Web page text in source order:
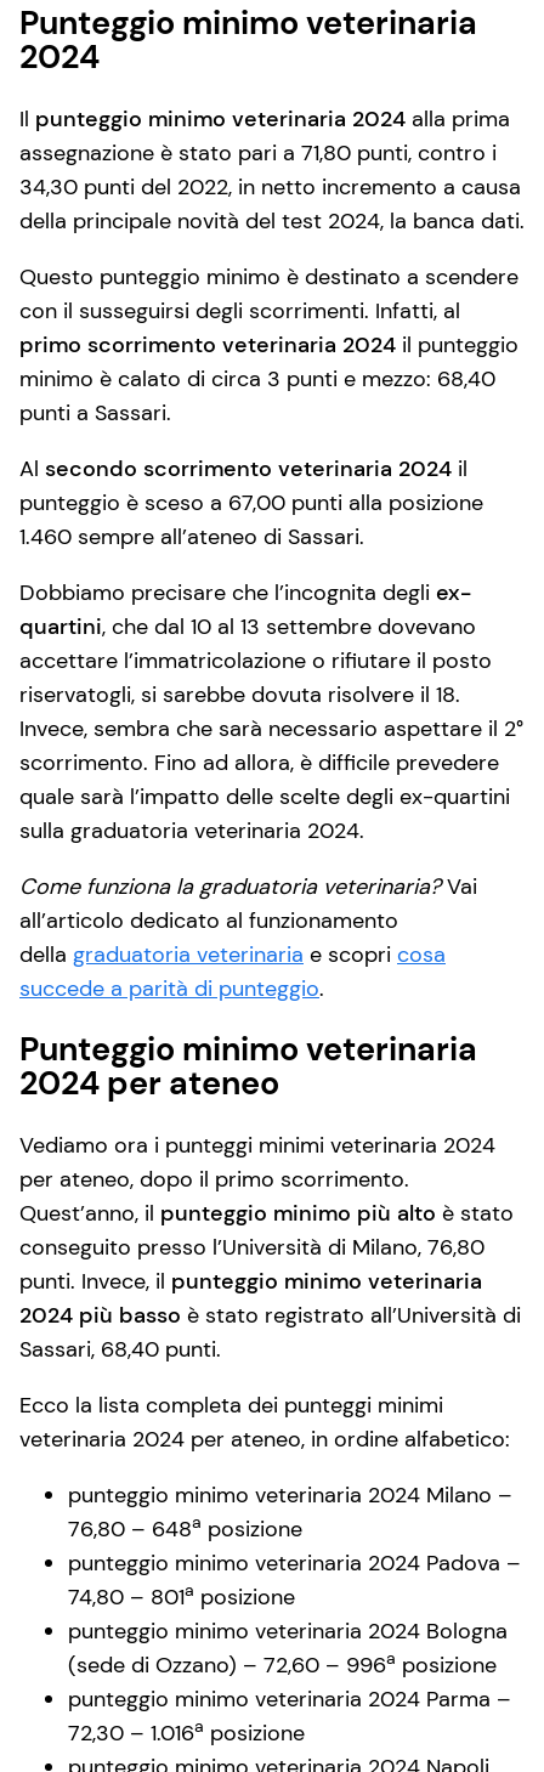
Punteggio minimo veterinaria
2024
Il punteggio minimo veterinaria 2024 alla prima
assegnazione è stato pari a 71,80 punti, contro i
34,30 punti del 2022, in netto incremento a causa
della principale novità del test 2024, la banca dati.
Questo punteggio minimo è destinato a scendere
con il susseguirsi degli scorrimenti. Infatti, al
primo scorrimento veterinaria 2024 il punteggio
minimo è calato di circa 3 punti e mezzo: 68,40
punti a Sassari.
Al secondo scorrimento veterinaria 2024 il
punteggio è sceso a 67,00 punti alla posizione
1.460 sempre all’ateneo di Sassari.
Dobbiamo precisare che l’incognita degli ex-
quartini, che dal 10 al 13 settembre dovevano
accettare l’immatricolazione o rifiutare il posto
riservatogli, si sarebbe dovuta risolvere il 18.
Invece, sembra che sarà necessario aspettare il 2°
scorrimento. Fino ad allora, è difficile prevedere
quale sarà l’impatto delle scelte degli ex-quartini
sulla graduatoria veterinaria 2024.
Come funziona la graduatoria veterinaria?Vai
all’articolo dedicato al funzionamento
della graduatoria veterinaria e scopri cosa
succede a parità di punteggio.
Punteggio minimo veterinaria
2024 per ateneo
Vediamo ora i punteggi minimi veterinaria 2024
per ateneo, dopo il primo scorrimento.
Quest’anno, il punteggio minimo più alto è stato
conseguito presso l’Università di Milano, 76,80
punti. Invece, il punteggio minimo veterinaria
2024 più basso è stato registrato all’Università di
Sassari, 68,40 punti.
Ecco la lista completa dei punteggi minimi
veterinaria 2024 per ateneo, in ordine alfabetico:
punteggio minimo veterinaria 2024 Milano –
76,80 – 648a posizione
punteggio minimo veterinaria 2024 Padova –
74,80 – 801a posizione
punteggio minimo veterinaria 2024 Bologna
(sede di Ozzano) – 72,60 – 996a posizione
punteggio minimo veterinaria 2024 Parma –
72,30 – 1.016a posizione